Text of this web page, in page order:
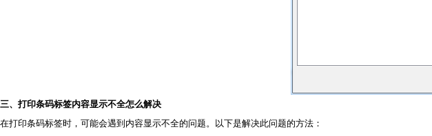
三、打印条码标签内容显示不全怎么解决
在打印条码标签时，可能会遇到内容显示不全的问题。以下是解决此问题的方法：